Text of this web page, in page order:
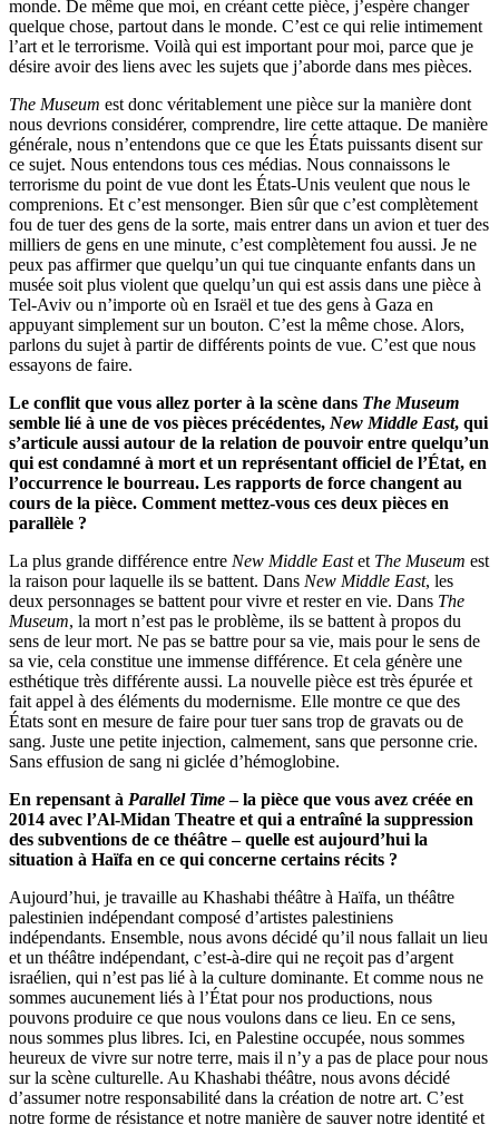
monde. De même que moi, en créant cette pièce, j’espère changer
quelque chose, partout dans le monde. C’est ce qui relie intimement
l’art et le terrorisme. Voilà qui est important pour moi, parce que je
désire avoir des liens avec les sujets que j’aborde dans mes pièces.
The Museum est donc véritablement une pièce sur la manière dont
nous devrions considérer, comprendre, lire cette attaque. De manière
générale, nous n’entendons que ce que les États puissants disent sur
ce sujet. Nous entendons tous ces médias. Nous connaissons le
terrorisme du point de vue dont les États-Unis veulent que nous le
comprenions. Et c’est mensonger. Bien sûr que c’est complètement
fou de tuer des gens de la sorte, mais entrer dans un avion et tuer des
milliers de gens en une minute, c’est complètement fou aussi. Je ne
peux pas affirmer que quelqu’un qui tue cinquante enfants dans un
musée soit plus violent que quelqu’un qui est assis dans une pièce à
Tel-Aviv ou n’importe où en Israël et tue des gens à Gaza en
appuyant simplement sur un bouton. C’est la même chose. Alors,
parlons du sujet à partir de différents points de vue. C’est que nous
essayons de faire.
Le conflit que vous allez porter à la scène dans The Museum
semble lié à une de vos pièces précédentes, New Middle East, qui
s’articule aussi autour de la relation de pouvoir entre quelqu’un
qui est condamné à mort et un représentant officiel de l’État, en
l’occurrence le bourreau. Les rapports de force changent au
cours de la pièce. Comment mettez-vous ces deux pièces en
parallèle ?
La plus grande différence entre New Middle Eastet The Museum est
la raison pour laquelle ils se battent. Dans New Middle East, les
deux personnages se battent pour vivre et rester en vie. Dans The
Museum, la mort n’est pas le problème, ils se battent à propos du
sens de leur mort. Ne pas se battre pour sa vie, mais pour le sens de
sa vie, cela constitue une immense différence. Et cela génère une
esthétique très différente aussi. La nouvelle pièce est très épurée et
fait appel à des éléments du modernisme. Elle montre ce que des
États sont en mesure de faire pour tuer sans trop de gravats ou de
sang. Juste une petite injection, calmement, sans que personne crie.
Sans effusion de sang ni giclée d’hémoglobine.
En repensant à Parallel Time– la pièce que vous avez créée en
2014 avec l’Al-Midan Theatre et qui a entraîné la suppression
des subventions de ce théâtre – quelle est aujourd’hui la
situation à Haïfa en ce qui concerne certains récits ?
Aujourd’hui, je travaille au Khashabi théâtre à Haïfa, un théâtre
palestinien indépendant composé d’artistes palestiniens
indépendants. Ensemble, nous avons décidé qu’il nous fallait un lieu
et un théâtre indépendant, c’est-à-dire qui ne reçoit pas d’argent
israélien, qui n’est pas lié à la culture dominante. Et comme nous ne
sommes aucunement liés à l’État pour nos productions, nous
pouvons produire ce que nous voulons dans ce lieu. En ce sens,
nous sommes plus libres. Ici, en Palestine occupée, nous sommes
heureux de vivre sur notre terre, mais il n’y a pas de place pour nous
sur la scène culturelle. Au Khashabi théâtre, nous avons décidé
d’assumer notre responsabilité dans la création de notre art. C’est
notre forme de résistance et notre manière de sauver notre identité et